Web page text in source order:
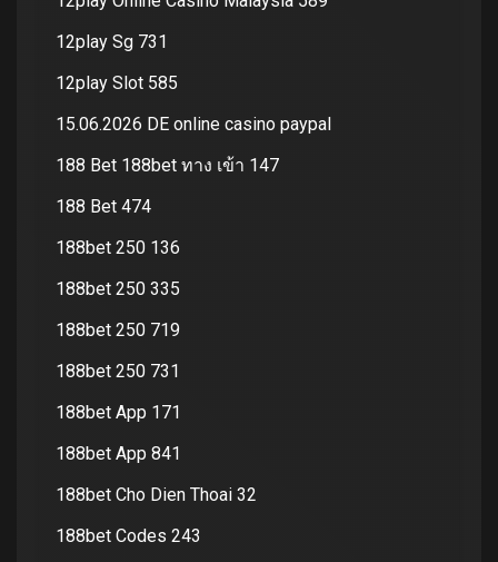
12play Sg 731
12play Slot 585
15.06.2026 DE online casino paypal
188 Bet 188bet ทาง เข้า 147
188 Bet 474
188bet 250 136
188bet 250 335
188bet 250 719
188bet 250 731
188bet App 171
188bet App 841
188bet Cho Dien Thoai 32
188bet Codes 243